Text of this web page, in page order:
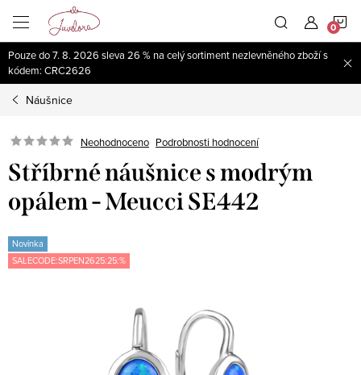
obsah
Pouze do 7. 8. 2026 sleva 26 % na celý sortiment nezlevněného zboží s
kódem: CRC2626
Náušnice
Neohodnoceno Podrobnosti hodnocení
Stříbrné náušnice s modrým
opálem - Meucci SE442
Novinka
SALECODE:SRPEN2625:25:%